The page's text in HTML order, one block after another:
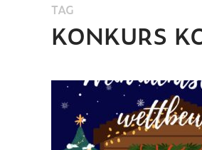
TAG
KONKURS